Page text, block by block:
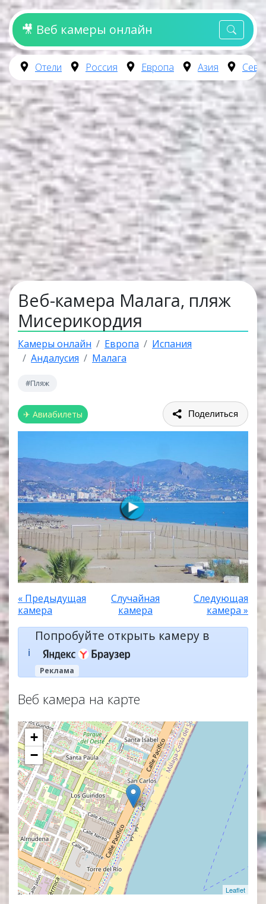
🎥 Веб камеры онлайн
Отели Россия Европа Азия
Веб-камера Малага, пляж
Мисерикордия
Камеры онлайн Европа
Испания
Андалусия
Малага
#Пляж
✈ Авиабилеты Поделиться
« Предыдущая
камера
Случайная
камера
Следующая
камера »
ℹ️
Попробуйте открыть камеру в
Реклама
Веб камера на карте
+
−
Leaflet